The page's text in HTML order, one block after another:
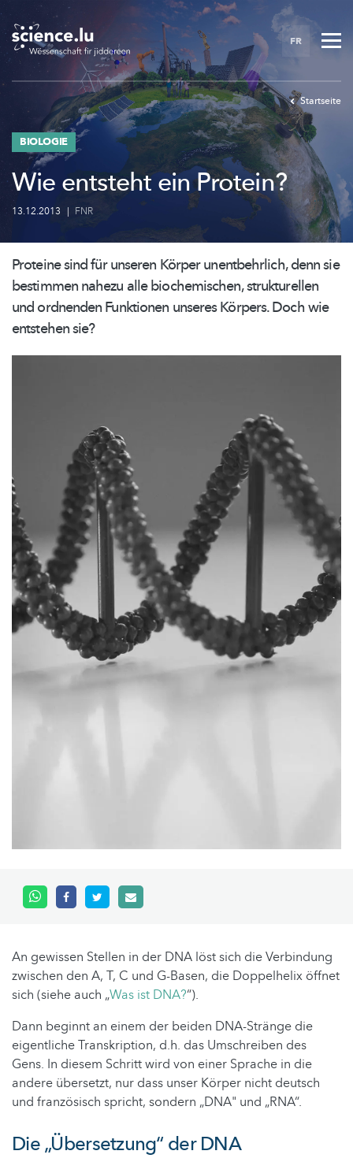
Skip
main
content
FR
Startseite
BIOLOGIE
Wie entsteht ein Protein?
13.12.2013 | FNR
Proteine sind für unseren Körperunentbehrlich,denn sie
bestimmen nahezu allebiochemischen,strukturellen
und ordnenden Funktionen unseres Körpers. Doch wie
entstehen sie?
An gewissen Stellen in der DNA löst sich die Verbindung
zwischen den A, T, C und G-Basen, die Doppelhelix öffnet
sich (siehe auch „Was ist DNA?“).
Dann beginnt an einem der beiden DNA-Stränge die
eigentliche Transkription, d.h. das Umschreiben des
Gens. In diesem Schritt wird von einer Sprache in die
andere übersetzt, nur dass unser Körper nicht deutsch
und französisch spricht, sondern „DNA" und „RNA“.
Die „Übersetzung“ der DNA